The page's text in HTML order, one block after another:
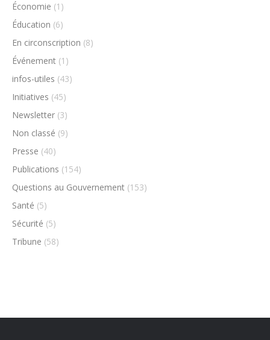
Économie (1)
Éducation (6)
En circonscription (8)
Événement (1)
infos-utiles (43)
Initiatives (45)
Newsletter (3)
Non classé (9)
Presse (40)
Publications (154)
Questions au Gouvernement (153)
Santé (5)
Sécurité (5)
Tribune (58)